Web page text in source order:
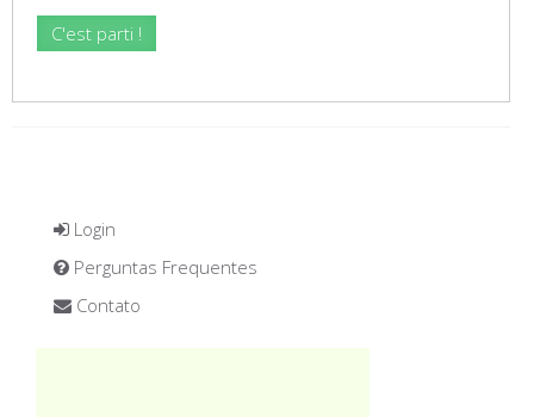
Login
Perguntas Frequentes
Contato